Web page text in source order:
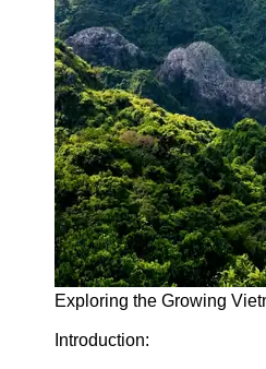
Vietnam
Dong
Vietnam
Retail and
Consumer
Goods in
Vietnam
Vietnamese
Textile and
Garment
Industry
Automotive
Exploring the Growing
Introduction: